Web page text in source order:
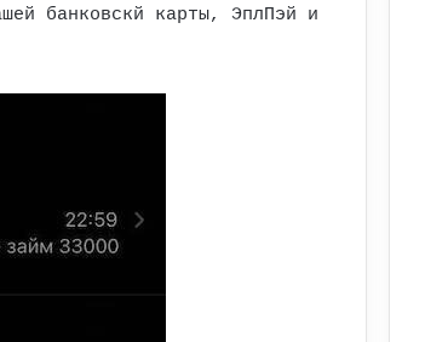
банковскй карты, ЭплПэй и